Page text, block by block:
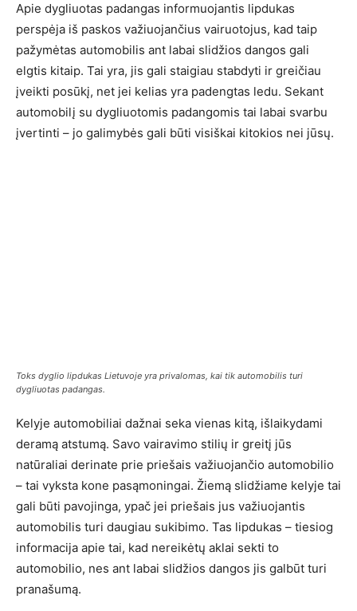
Apie dygliuotas padangas informuojantis lipdukas
perspėja iš paskos važiuojančius vairuotojus, kad taip
pažymėtas automobilis ant labai slidžios dangos gali
elgtis kitaip. Tai yra, jis gali staigiau stabdyti ir greičiau
įveikti posūkį, net jei kelias yra padengtas ledu. Sekant
automobilį su dygliuotomis padangomis tai labai svarbu
įvertinti – jo galimybės gali būti visiškai kitokios nei jūsų.
Toks dyglio lipdukas Lietuvoje yra privalomas, kai tik automobilis turi
dygliuotas padangas.
Kelyje automobiliai dažnai seka vienas kitą, išlaikydami
deramą atstumą. Savo vairavimo stilių ir greitį jūs
natūraliai derinate prie priešais važiuojančio automobilio
– tai vyksta kone pasąmoningai. Žiemą slidžiame kelyje tai
gali būti pavojinga, ypač jei priešais jus važiuojantis
automobilis turi daugiau sukibimo. Tas lipdukas – tiesiog
informacija apie tai, kad nereikėtų aklai sekti to
automobilio, nes ant labai slidžios dangos jis galbūt turi
pranašumą.